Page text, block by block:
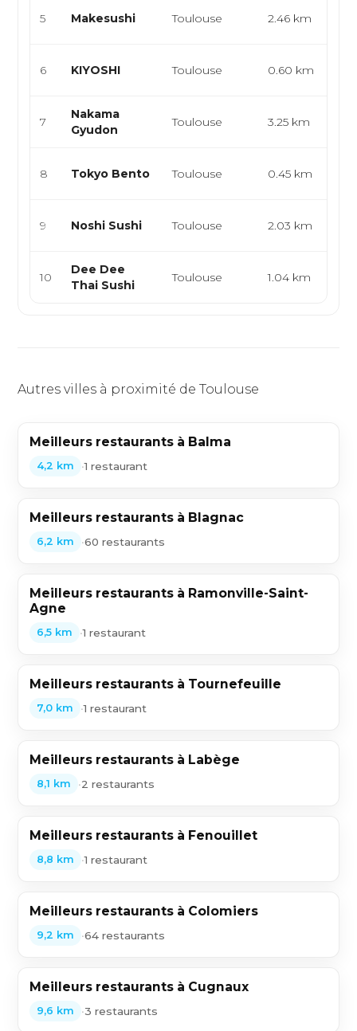
5 Makesushi Toulouse 2.46 km
6 KIYOSHI Toulouse 0.60 km
7
Nakama
Gyudon
Toulouse 3.25 km
8 Tokyo Bento Toulouse 0.45 km
9 Noshi Sushi Toulouse 2.03 km
10
Dee Dee
Thai Sushi
Toulouse 1.04 km
Autres villes à proximité de Toulouse
Meilleurs restaurants à Balma
4,2 km •1 restaurant
Meilleurs restaurants à Blagnac
6,2 km •60 restaurants
Meilleurs restaurants à Ramonville-Saint-
Agne
6,5 km •1 restaurant
Meilleurs restaurants à Tournefeuille
7,0 km •1 restaurant
Meilleurs restaurants à Labège
8,1 km •2 restaurants
Meilleurs restaurants à Fenouillet
8,8 km •1 restaurant
Meilleurs restaurants à Colomiers
9,2 km •64 restaurants
Meilleurs restaurants à Cugnaux
9,6 km •3 restaurants